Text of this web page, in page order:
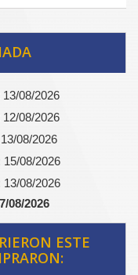
13/08/2026
12/08/2026
08/2026
15/08/2026
13/08/2026
08/2026
ESTE